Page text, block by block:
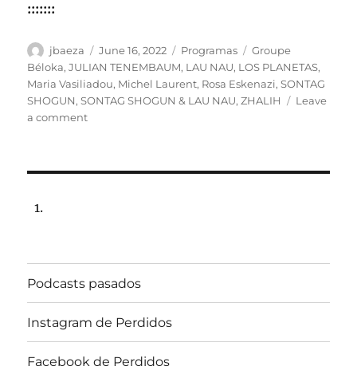
:::::::
Author
jbaeza
Posted
on
June 16, 2022 Categories
Programas Tags
Groupe
Béloka,JULIAN TENEMBAUM, LAU NAU, LOS PLANETAS,
Maria Vasiliadou, Michel Laurent, Rosa Eskenazi,SONTAG
SHOGUN,SONTAG SHOGUN & LAU NAU,ZHALIH
Leave
a commenton
hrs
102.5fm
Radio
U.
Podcasts pasados
Instagram de Perdidos
Facebook de Perdidos